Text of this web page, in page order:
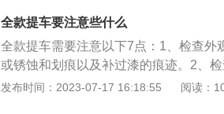
就相当于房产证，里面记录着车辆所有
以及车辆有无抵押等等。绿本会从新车
车辆过户完成后，过户大厅窗口会给您
纸。这个如果丢失不仅之后无法完成车
过户之前需要对车辆进行重新检验和变
全款提车要注意些什么
全款提车需要注意以下7点：1、检查
或锈蚀和划痕以及补过漆的痕迹。2、
刹车油，在凉车状态下的剩余量是否达
发布时间：2023-07-17 16:18:55 阅读：